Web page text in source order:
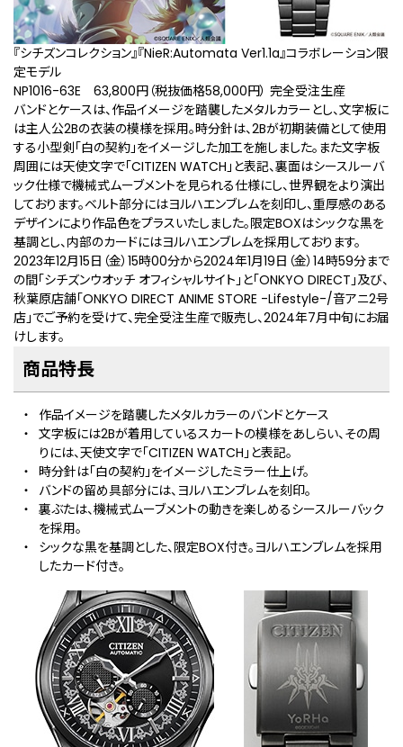
『シチズンコレクション』『NieR:Automata Ver1.1a』コラボレーション限
定モデル
NP1016-63E 63,800円（税抜価格58,000円） 完全受注生産
バンドとケースは、作品イメージを踏襲したメタルカラーとし、文字板に
は主人公2Bの衣装の模様を採用。時分針は、2Bが初期装備として使用
する小型剣「白の契約」をイメージした加工を施しました。また文字板
周囲には天使文字で「CITIZEN WATCH」と表記、裏面はシースルーバ
ック仕様で機械式ムーブメントを見られる仕様にし、世界観をより演出
しております。ベルト部分にはヨルハエンブレムを刻印し、重厚感のある
デザインにより作品色をプラスいたしました。限定BOXはシックな黒を
基調とし、内部のカードにはヨルハエンブレムを採用しております。
2023年12⽉15⽇（金）15時00分から2024年1月19日（金）14時59分まで
の間「シチズンウオッチ オフィシャルサイト」と「ONKYO DIRECT」及び、
秋葉原店舗「ONKYO DIRECT ANIME STORE -Lifestyle-/音アニ2号
店」でご予約を受けて、完全受注⽣産で販売し、2024年7月中旬にお届
けします。
商品特⻑
作品イメージを踏襲したメタルカラーのバンドとケース
文字板には2Bが着用しているスカートの模様をあしらい、その周
りには、天使文字で「CITIZEN WATCH」と表記。
時分針は「白の契約」をイメージしたミラー仕上げ。
バンドの留め具部分には、ヨルハエンブレムを刻印。
裏ぶたは、機械式ムーブメントの動きを楽しめるシースルーバック
を採用。
シックな黒を基調とした、限定BOX付き。ヨルハエンブレムを採用
したカード付き。